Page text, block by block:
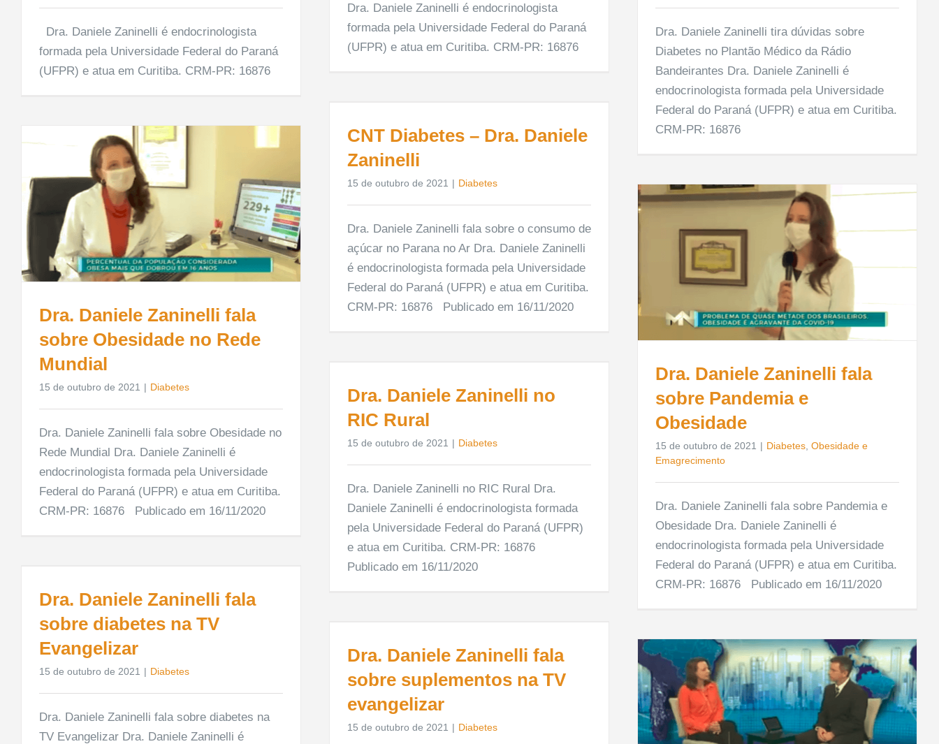
Dra. Daniele Zaninelli é endocrinologista
formada pela Universidade Federal do Paraná
(UFPR) e atua em Curitiba. CRM-PR: 16876
Dra. Daniele Zaninelli é endocrinologista
formada pela Universidade Federal do Paraná
(UFPR) e atua em Curitiba. CRM-PR: 16876
Dra. Daniele Zaninelli tira dúvidas sobre
Diabetes no Plantão Médico da Rádio
Bandeirantes Dra. Daniele Zaninelli é
endocrinologista formada pela Universidade
Federal do Paraná (UFPR) e atua em Curitiba.
CRM-PR: 16876
CNT Diabetes – Dra. Daniele
Zaninelli
15 de outubro de 2021 | Diabetes
Dra. Daniele Zaninelli fala sobre o consumo de
açúcar no Parana no Ar Dra. Daniele Zaninelli
é endocrinologista formada pela Universidade
Federal do Paraná (UFPR) e atua em Curitiba.
CRM-PR: 16876 Publicado em 16/11/2020
Dra. Daniele Zaninelli fala
sobre Obesidade no Rede
Mundial
15 de outubro de 2021 | Diabetes
Dra. Daniele Zaninelli fala sobre Obesidade no
Rede Mundial Dra. Daniele Zaninelli é
endocrinologista formada pela Universidade
Federal do Paraná (UFPR) e atua em Curitiba.
CRM-PR: 16876 Publicado em 16/11/2020
Dra. Daniele Zaninelli fala
sobre Pandemia e
Obesidade
15 de outubro de 2021 | Diabetes, Obesidade e
Emagrecimento
Dra. Daniele Zaninelli fala sobre Pandemia e
Obesidade Dra. Daniele Zaninelli é
endocrinologista formada pela Universidade
Federal do Paraná (UFPR) e atua em Curitiba.
CRM-PR: 16876 Publicado em 16/11/2020
Dra. Daniele Zaninelli no
RIC Rural
15 de outubro de 2021 | Diabetes
Dra. Daniele Zaninelli no RIC Rural Dra.
Daniele Zaninelli é endocrinologista formada
pela Universidade Federal do Paraná (UFPR)
e atua em Curitiba. CRM-PR: 16876
Publicado em 16/11/2020
Dra. Daniele Zaninelli fala
sobre diabetes na TV
Evangelizar
15 de outubro de 2021 | Diabetes
Dra. Daniele Zaninelli fala sobre diabetes na
TV Evangelizar Dra. Daniele Zaninelli é
Dra. Daniele Zaninelli fala
sobre suplementos na TV
evangelizar
15 de outubro de 2021 | Diabetes